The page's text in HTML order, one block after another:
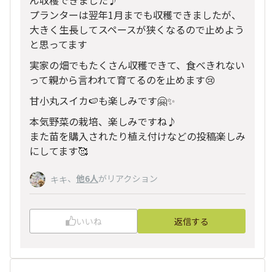
プランターは翌年1月までも収穫できましたが、
大きく生長してスペースが狭くなるので止めよう
と思ってます
実家の畑でもたくさん収穫できて、食べきれない
って親から言われて育てるのを止めます😢
甘小丸スイカ🍉も楽しみです🤗✨
本気野菜の栽培、楽しみですね♪
また苗を購入されたり植え付けなどの投稿楽しみ
にしてます🥰
キキ、 他6人がリアクション
いいね 返信する